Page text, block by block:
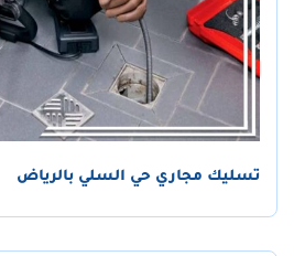
تسليك مجاري حي السلي بالرياض